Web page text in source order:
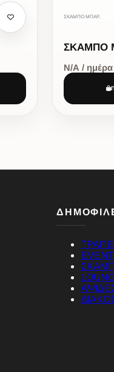
ΣΚΑΜΠΟ ΜΠΑΡ,
ΣΚΑΜΠΟ
Ν/Α / ημέρα